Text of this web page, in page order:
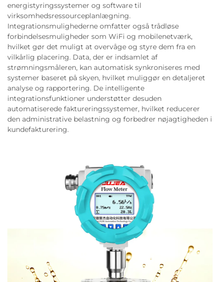
energistyringssystemer og software til
virksomhedsressourceplanlægning.
Integrationsmulighederne omfatter også trådløse
forbindelsesmuligheder som WiFi og mobilenetværk,
hvilket gør det muligt at overvåge og styre dem fra en
vilkårlig placering. Data, der er indsamlet af
strømningsmåleren, kan automatisk synkroniseres med
systemer baseret på skyen, hvilket muliggør en detaljeret
analyse og rapportering. De intelligente
integrationsfunktioner understøtter desuden
automatiserede faktureringssystemer, hvilket reducerer
den administrative belastning og forbedrer nøjagtigheden i
kundefakturering.